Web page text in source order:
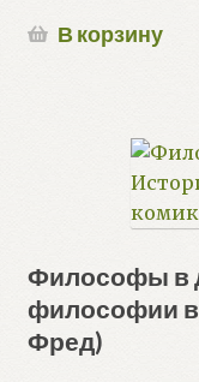
В корзину
Философы в
философии в
Фред)